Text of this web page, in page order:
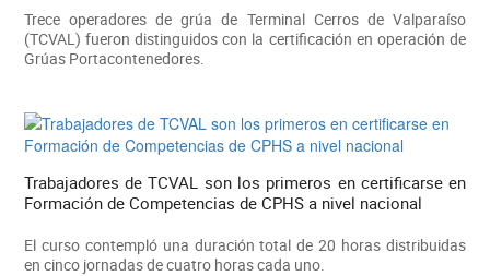
Trece operadores de grúa de Terminal Cerros de Valparaíso
(TCVAL) fueron distinguidos con la certificación en operación de
Grúas Portacontenedores.
Trabajadores de TCVAL son los primeros en certificarse en
Formación de Competencias de CPHS a nivel nacional
El curso contempló una duración total de 20 horas distribuidas
en cinco jornadas de cuatro horas cada uno.